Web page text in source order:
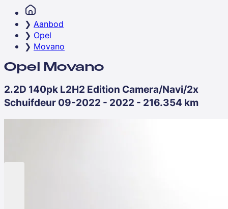
Aanbod
Opel
Movano
Opel Movano
2.2D 140pk L2H2 Edition Camera/Navi/2x
Schuifdeur 09-2022 - 2022 - 216.354 km